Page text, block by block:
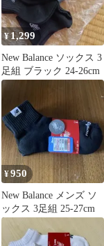
¥1,299
New Balance ソックス 3
足組 ブラック 24-26cm
¥950
New Balance メンズ ソ
ックス 3足組 25-27cm